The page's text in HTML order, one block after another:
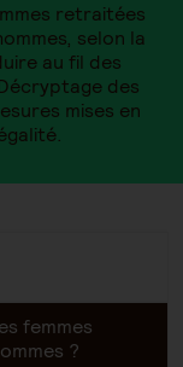
retraitées
selon la
au fil des
des
mises en
femmes
?